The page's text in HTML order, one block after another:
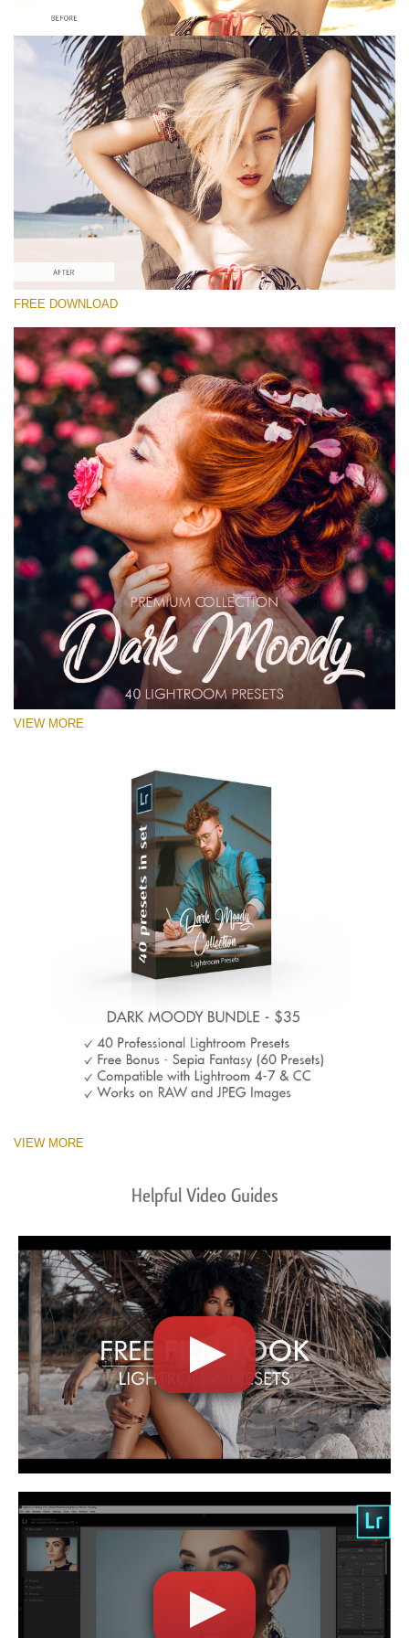
Please select
Looks Like Film Lightroom Preset #2
Dark Moody
(40 Lr Presets)
Matte Complete
(130 Lr Presets)
Must-Have Collection
(1432 Lr Presets)
Free download
FREE DOWNLOAD
VIEW MORE
VIEW MORE
Helpful Video Guides